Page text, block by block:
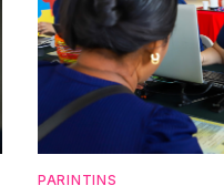
PARINTINS